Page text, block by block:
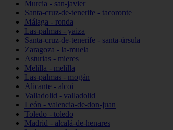
Murcia - san-javier
Santa-cruz-de-tenerife - tacoronte
Málaga - ronda
Las-palmas - yaiza
Santa-cruz-de-tenerife - santa-úrsula
Zaragoza - la-muela
Asturias - mieres
Melilla - melilla
Las-palmas - mogán
Alicante - alcoi
Valladolid - valladolid
León - valencia-de-don-juan
Toledo - toledo
Madrid - alcalá-de-henares